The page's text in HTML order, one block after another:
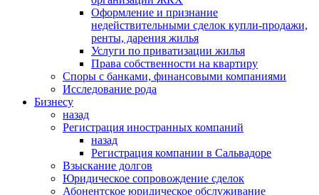
Оформление и признание
недействительными сделок купли-продажи,
ренты, дарения жилья
Услуги по приватизации жилья
Права собственности на квартиру
Cпоры с банками, финансовыми компаниями
Исследование рода
Бизнесу
назад
Регистрация иностранных компаний
назад
Регистрация компании в Сальвадоре
Взыскание долгов
Юридическое сопровождение сделок
Абонентское юридическое обслуживание